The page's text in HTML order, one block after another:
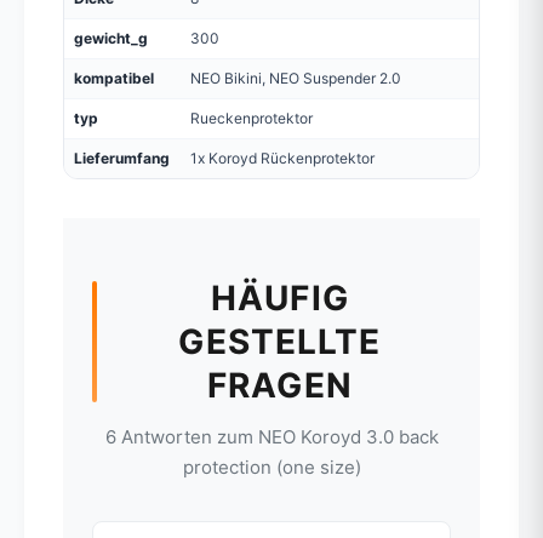
gewicht_g 300
kompatibel NEO Bikini, NEO Suspender 2.0
typ Rueckenprotektor
Lieferumfang 1x Koroyd Rückenprotektor
HÄUFIG
GESTELLTE
FRAGEN
6 Antworten zum NEO Koroyd 3.0 back
protection (one size)